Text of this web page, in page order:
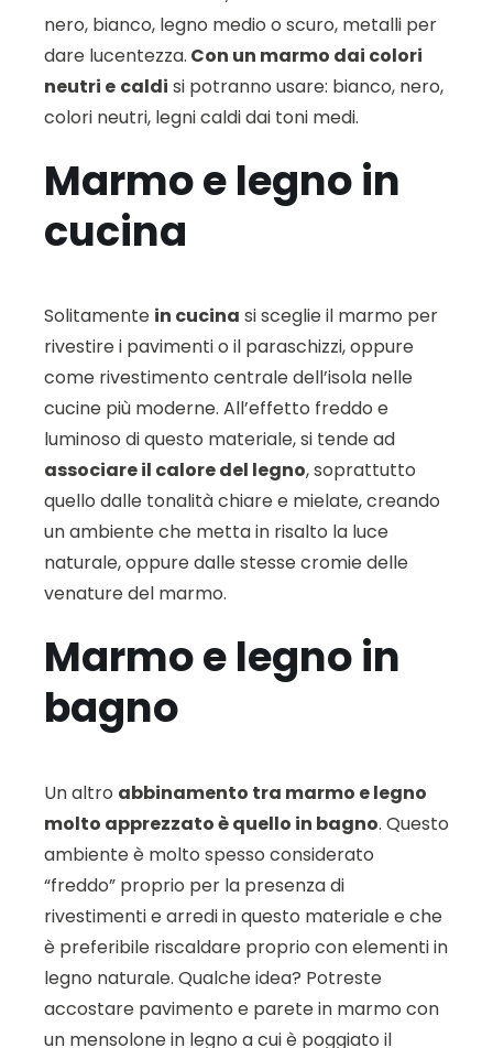
nero, bianco, legno medio o scuro, metalli per
dare lucentezza. Con un marmo dai colori
neutri e caldi si potranno usare: bianco, nero,
colori neutri, legni caldi dai toni medi.
Marmo e legno in
cucina
Solitamente in cucina si sceglie il marmo per
rivestire i pavimenti o il paraschizzi, oppure
come rivestimento centrale dell’isola nelle
cucine più moderne. All’effetto freddo e
luminoso di questo materiale, si tende ad
associare il calore del legno, soprattutto
quello dalle tonalità chiare e mielate, creando
un ambiente che metta in risalto la luce
naturale, oppure dalle stesse cromie delle
venature del marmo.
Marmo e legno in
bagno
Un altro abbinamento tra marmo e legno
molto apprezzato è quello in bagno. Questo
ambiente è molto spesso considerato
“freddo” proprio per la presenza di
rivestimenti e arredi in questo materiale e che
è preferibile riscaldare proprio con elementi in
legno naturale. Qualche idea? Potreste
accostare pavimento e parete in marmo con
un mensolone in legno a cui è poggiato il